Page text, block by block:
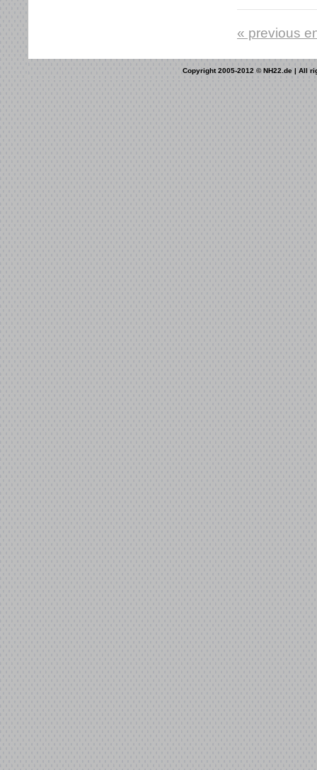
« previous
Copyright 2005-2012 © NH22.de | All